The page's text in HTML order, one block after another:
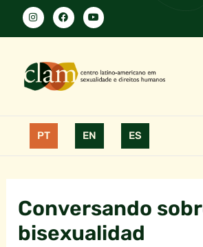
PT EN ES
Conversando
bisexualidad